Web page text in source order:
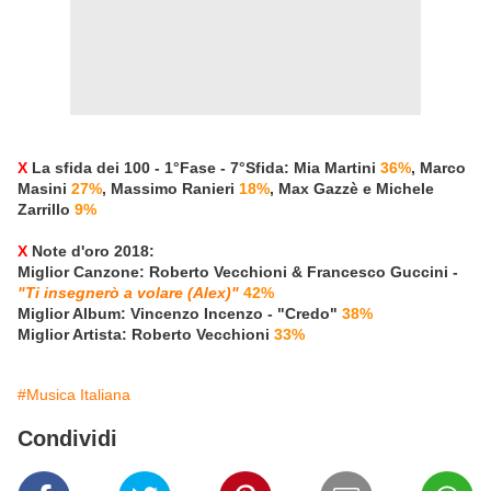
X La sfida dei 100 - 1°Fase - 7°Sfida: Mia Martini 36%, Marco
Masini 27%, Massimo Ranieri 18%, Max Gazzè e Michele
Zarrillo 9%
X Note d'oro 2018:
Miglior Canzone: Roberto Vecchioni & Francesco Guccini -
"Ti insegnerò a volare (Alex)" 42%
Miglior Album: Vincenzo Incenzo - "Credo" 38%
Miglior Artista: Roberto Vecchioni 33%
#Musica Italiana
Condividi